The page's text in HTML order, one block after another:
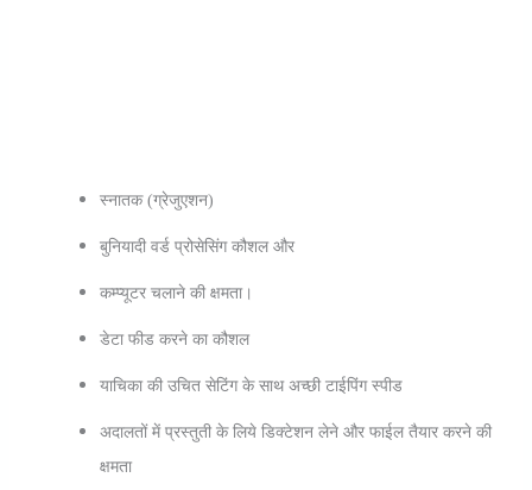
स्‍नातक (ग्रेजुएशन)
बुनियादी वर्ड प्रोसेसिंग कौशल और
कम्प्यूटर चलाने की क्षमता।
डेटा फीड करने का कौशल
याचिका की उचित सेटिंग के साथ अच्छी टाईपिंग स्पीड
अदालतों में प्रस्तुती के लिये डिक्टेशन लेने और फाईल तैयार करने की
क्षमता